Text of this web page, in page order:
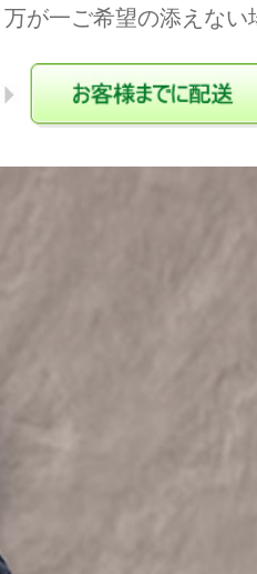
が一ご希望の添えない